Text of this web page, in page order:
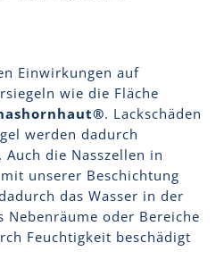
Einwirkungen auf
wie die Fläche
. Lackschäden
werden dadurch
die Nasszellen in
unserer Beschichtung
das Wasser in der
Nebenräume oder Bereiche
Feuchtigkeit beschädigt